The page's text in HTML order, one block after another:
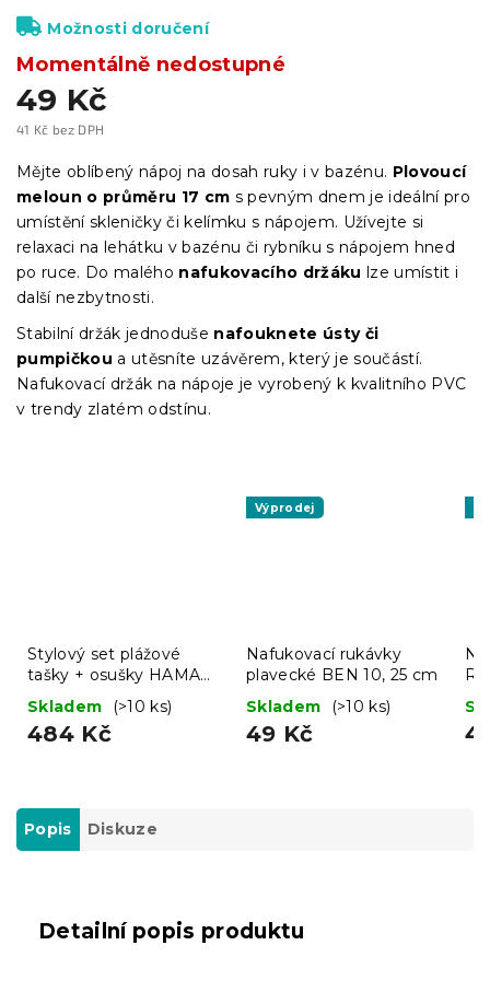
49 Kč
41 Kč bez DPH
cena:
Momentálně nedostupné
Možnosti doručení
Mějte oblíbený nápoj na dosah ruky i v bazénu. Plovoucí
meloun o průměru 17 cm s pevným dnem je ideální pro
umístění skleničky či kelímku s nápojem. Užívejte si
relaxaci na lehátku v bazénu či rybníku s nápojem hned
po ruce. Do malého nafukovacího držáku lze umístit i
další nezbytnosti.
Stabilní držák jednoduše nafouknete ústy či
pumpičkou a utěsníte uzávěrem, který je součástí.
Nafukovací držák na nápoje je vyrobený k kvalitního PVC
v trendy zlatém odstínu.
Stylový set plážové
tašky + osušky HAMAM
75x150 cm, tyrkysový,
100% organická bavlna
Skladem (>10 ks)
484 Kč
Výprodej
Nafukovací rukávky
plavecké BEN 10, 25 cm
Skladem
(>10 ks)
49 Kč
Popis Diskuze
Detailní popis produktu